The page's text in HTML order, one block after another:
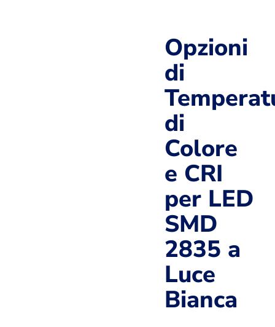
Opzioni
di
di
Colore
e CRI
per LED
SMD
2835 a
Luce
Bianca